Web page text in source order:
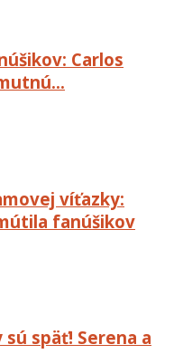
Carlos
víťazky:
fanúšikov
späť! Serena a